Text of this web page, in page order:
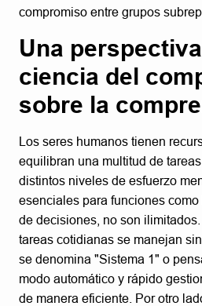
compromiso entre grupos
Una
ciencia del
sobre la
Los seres humanos tienen
equilibran una multitud de
distintos niveles de esfuerzo
esenciales para funciones
de decisiones, no son
tareas cotidianas se manejan
se denomina "Sistema 1" o
modo automático y rápido
de manera eficiente. Por otro